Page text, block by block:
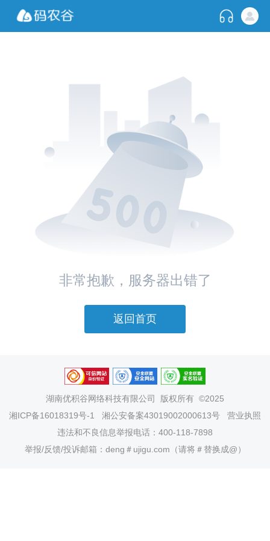
非常抱歉，服务器出错了
返回首页
湖南优积谷网络科技有限公司
版权所有 ©2025
湘ICP备16018319号-1
湘公安备案43019002000613号
营业执照
违法和不良信息举报电话：400-118-7898
举报/反馈/投诉邮箱：deng＃ujigu.com（请将＃替换成@）